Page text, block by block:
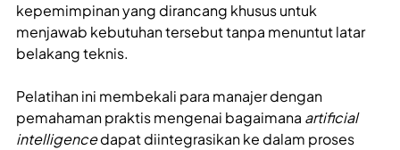
kepemimpinan yang dirancang khusus untuk
menjawab kebutuhan tersebut tanpa menuntut latar
belakang teknis.
Pelatihan ini membekali para manajer dengan
pemahaman praktis mengenai bagaimana artificial
intelligencedapat diintegrasikan ke dalam proses